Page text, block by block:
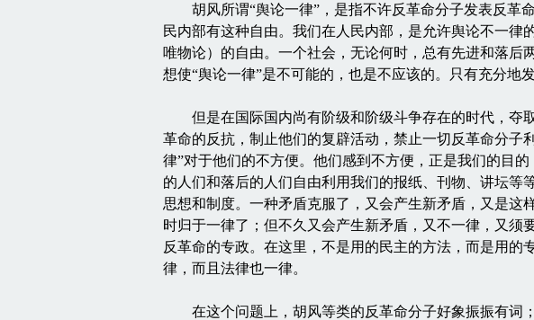
胡风所谓“舆论一律”，是指不许反革命分子发表反革
民内部有这种自由。我们在人民内部，是允许舆论不一
唯物论）的自由。一个社会，无论何时，总有先进和落
想使“舆论一律”是不可能的，也是不应该的。只有充分地
但是在国际国内尚有阶级和阶级斗争存在的时代，夺
革命的反抗，制止他们的复辟活动，禁止一切反革命分子
律”对于他们的不方便。他们感到不方便，正是我们的目
的人们和落后的人们自由利用我们的报纸、刊物、讲坛
思想和制度。一种矛盾克服了，又会产生新矛盾，又是
时归于一律了；但不久又会产生新矛盾，又不一律，又
反革命的专政。在这里，不是用的民主的方法，而是用
律，而且法律也一律。
在这个问题上，胡风等类的反革命分子好象振振有词